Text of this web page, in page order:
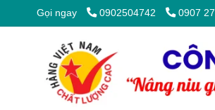
Gọi ngay 0902504742 0907